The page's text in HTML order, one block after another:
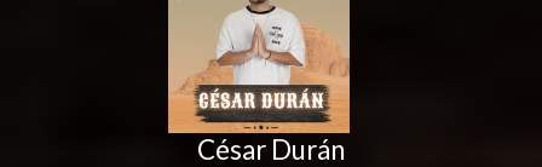
César Durán